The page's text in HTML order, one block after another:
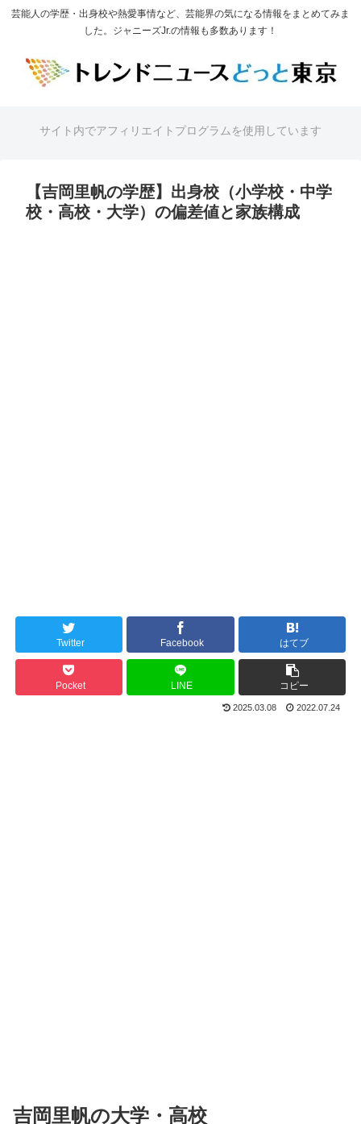
芸能人の学歴・出身校や熱愛事情など、芸能界の気になる情報をまとめてみま
した。ジャニーズJr.の情報も多数あります！
サイト内でアフィリエイトプログラムを使用しています
【吉岡里帆の学歴】出身校（小学校・中学
校・高校・大学）の偏差値と家族構成
Twitter Facebook はてブ
Pocket LINE コピー
2025.03.08 2022.07.24
吉岡里帆の大学・高校